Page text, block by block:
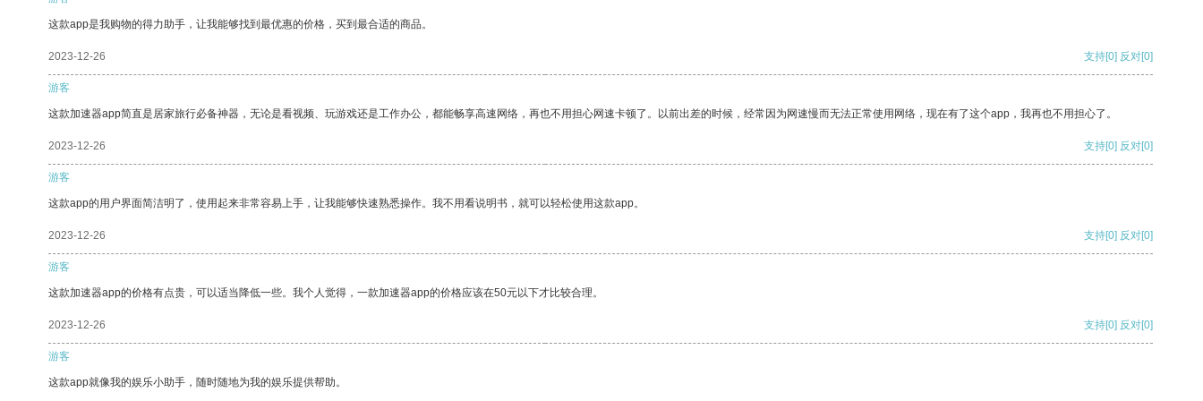
这款app是我购物的得力助手，让我能够找到最优惠的价格，买到最合适的商品。
2023-12-26 支持[0] 反对[0]
游客
这款加速器app简直是居家旅行必备神器，无论是看视频、玩游戏还是工作办公，都能畅享高速网络，再也不用担心网速卡顿了。以前出差的时候，经常因为网速慢而无法正常使用网络，现在有了这个app，我再也不用担心了。
2023-12-26 支持[0] 反对[0]
游客
这款app的用户界面简洁明了，使用起来非常容易上手，让我能够快速熟悉操作。我不用看说明书，就可以轻松使用这款app。
2023-12-26 支持[0] 反对[0]
游客
这款加速器app的价格有点贵，可以适当降低一些。我个人觉得，一款加速器app的价格应该在50元以下才比较合理。
2023-12-26 支持[0] 反对[0]
游客
这款app就像我的娱乐小助手，随时随地为我的娱乐提供帮助。